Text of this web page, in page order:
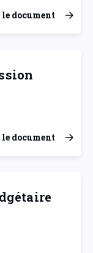
document
document